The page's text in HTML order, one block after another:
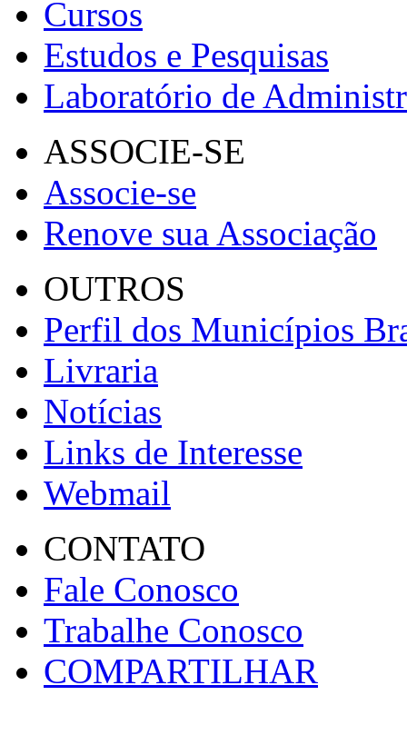
Cursos
Estudos e Pesquisas
Laboratório de
ASSOCIE-SE
Associe-se
Renove sua Associação
OUTROS
Perfil dos Municípios
Livraria
Notícias
Links de Interesse
Webmail
CONTATO
Fale Conosco
Trabalhe Conosco
COMPARTILHAR